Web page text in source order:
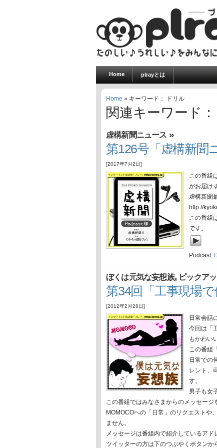
Home plrayとは
Home » キーワード： ドリル
関連キーワード
虚構新聞ニュース »
第126号「虚構新聞
[2017年7月2日]
この番組
がお届け
虚構新聞
http://
この番組
です。
Podcast:
ぼくは元気な妄想族, ピックアッ
第34回「工事現場
[2012年2月28日]
日常会話
今回は「
もかわい
この番組
日常での
レント、
す。
男子も女
この番組ではみなさまからのメッセージ
MOMOCOへの「日常」のリクエストや
ません。
メッセージは番組内で紹介しているアド
ツイッターの方は下のつぶやくボタンか